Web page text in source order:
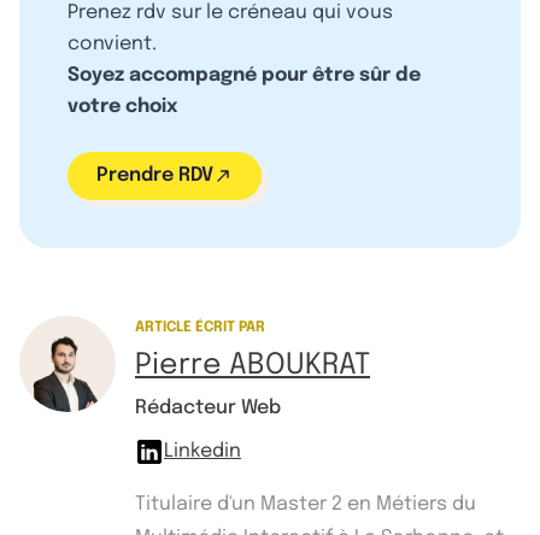
Prenez rdv sur le créneau qui vous
convient.
Soyez accompagné pour être sûr de
votre choix
Prendre RDV
ARTICLE ÉCRIT PAR
Pierre ABOUKRAT
Rédacteur Web
Linkedin
Titulaire d'un Master 2 en Métiers du